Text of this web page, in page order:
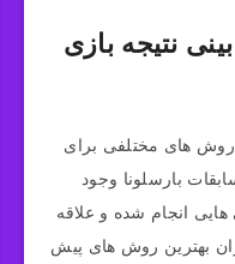
نتیجه بازی‌
های مختلفی برای
بارسلونا وجود
انجام شده و علاقه
بهترین روش‌ های پیش